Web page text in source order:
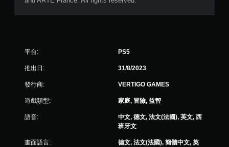
平台: PS5
推出日: 31/8/2023
發行商: VERTIGO GAMES
遊戲類型: 家庭, 冒險, 益智
語音:
中文, 德文, 法文(法國), 英文, 西
班牙文
畫面語言:
德文, 法文(法國), 簡體中文, 英